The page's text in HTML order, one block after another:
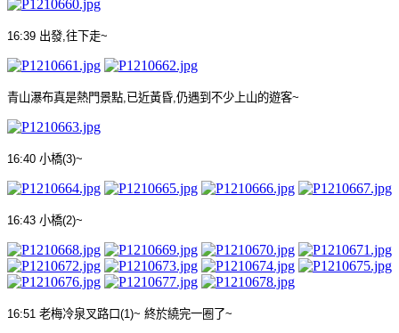
16:39 出發 往下走~
青山瀑布真是熱門景點 已近黃昏 仍遇到不少上山的遊客~
16:40 小橋(3)~
16:43 小橋(2)~
16:51 老梅冷泉叉路口(1)~ 終於繞完一圈了~